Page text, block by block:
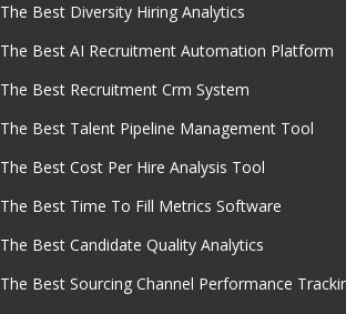
The Best Diversity Hiring Analytics
The Best AI Recruitment Automation Platform
The Best Recruitment Crm System
The Best Talent Pipeline Management Tool
The Best Cost Per Hire Analysis Tool
The Best Time To Fill Metrics Software
The Best Candidate Quality Analytics
The Best Sourcing Channel Performance